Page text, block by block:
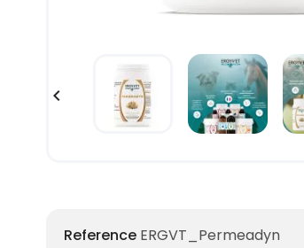

Reference ERGVT_Permeadyn